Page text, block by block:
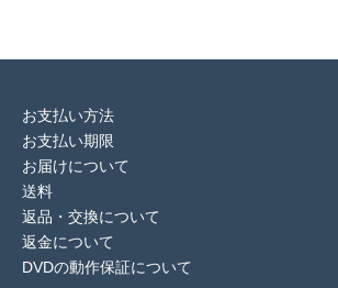
お支払い方法
お支払い期限
お届けについて
送料
返品・交換について
返金について
DVDの動作保証について